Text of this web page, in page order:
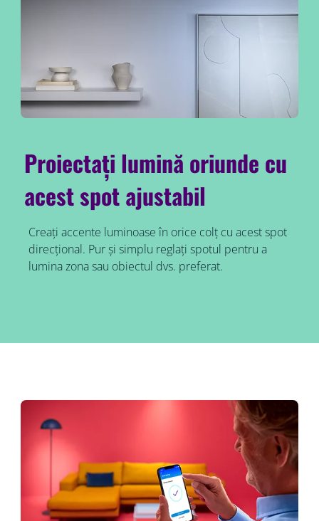
Proiectați lumină oriunde cu
acest spot ajustabil
Creați accente luminoase în orice colț cu acest spot
direcțional. Pur și simplu reglați spotul pentru a
lumina zona sau obiectul dvs. preferat.